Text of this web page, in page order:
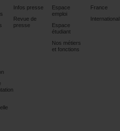
Infos presse
Revue de
presse
Espace
emploi
Espace
étudiant
Nos métiers
et fonctions
France
International